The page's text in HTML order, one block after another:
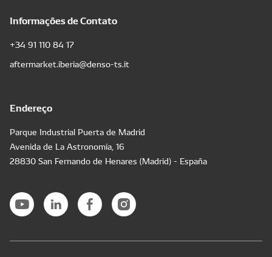
Informações de Contato
+34 91 110 84 17
aftermarket.iberia@denso-ts.it
Endereço
Parque Industrial Puerta de Madrid
Avenida de La Astronomía, 16
28830 San Fernando de Henares (Madrid) - España